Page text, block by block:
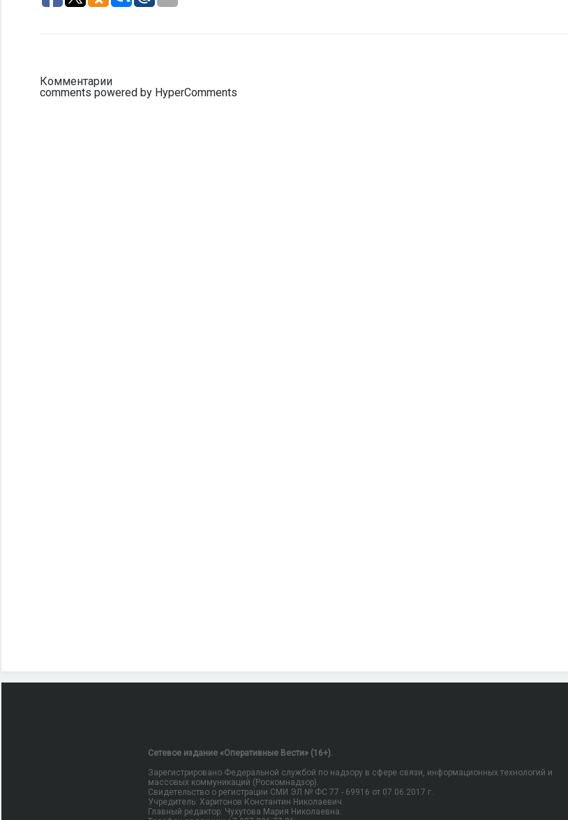
Комментарии
comments powered by HyperComments
Сетевое издание «Оперативные Вести» (16+).
Зарегистрировано Федеральной службой по надзору в сфере связи, информационных технологий и
массовых коммуникаций (Роскомнадзор).
Свидетельство о регистрации СМИ ЭЛ № ФС 77 - 69916 от 07.06.2017 г.
Учредитель: Харитонов Константин Николаевич.
Главный редактор: Чухутова Мария Николаевна.